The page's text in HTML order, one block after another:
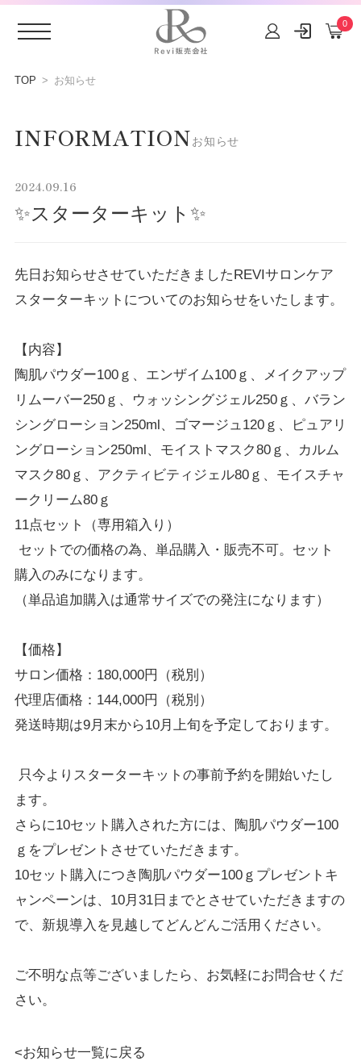
ンツに
0
TOP お知らせ
INFORMATIONお知らせ
2024.09.16
✨スターターキット✨
先日お知らせさせていただきましたREVIサロンケア
スターターキットについてのお知らせをいたします。
【内容】
陶肌パウダー100ｇ、エンザイム100ｇ、メイクアップ
リムーバー250ｇ、ウォッシングジェル250ｇ、バラン
シングローション250ml、ゴマージュ120ｇ、ピュアリ
ングローション250ml、モイストマスク80ｇ、カルム
マスク80ｇ、アクティビティジェル80ｇ、モイスチャ
ークリーム80ｇ
11点セット（専用箱入り）
セットでの価格の為、単品購入・販売不可。セット
購入のみになります。
（単品追加購入は通常サイズでの発注になります）
【価格】
サロン価格： 180,000円（税別）
代理店価格： 144,000円（税別）
発送時期は9月末から10月上旬を予定しております。
只今よりスターターキットの事前予約を開始いたし
ます。
さらに10セット購入された方には、陶肌パウダー100
ｇをプレゼントさせていただきます。
10セット購入につき陶肌パウダー100ｇプレゼントキ
ャンペーンは、 10月 31日までとさせていただきますの
で、新規導入を見越してどんどんご活用ください。
ご不明な点等ございましたら、お気軽にお問合せくだ
さい。
お知らせ一覧に戻る